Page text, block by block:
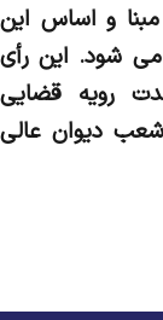
که بر مبنا و اساس این
شود. این رأی
رویه قضایی
برای شعب دیوان عالی